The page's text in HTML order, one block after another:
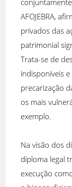
AFOJEBRA,
privados das
patrimonial
Trata-se de
indisponíveis
precarização
os mais
exemplo.
Na visão dos
diploma legal
execução